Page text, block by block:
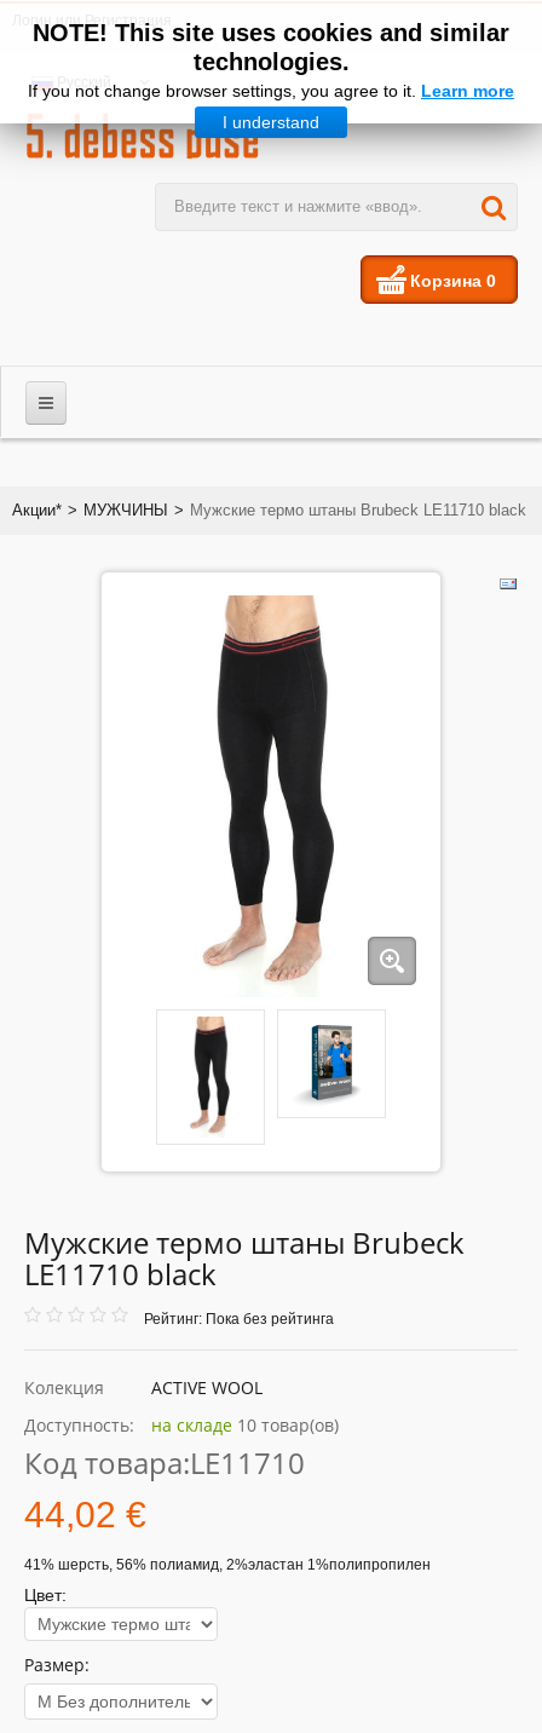
NOTE! This site uses cookies and similar
technologies.
If you not change browser settings, you agree to it. Learn more
I understand
Логин илиРегистрация
Русский
Корзина 0
Акции* > МУЖЧИНЫ > Мужские термо штаны Brubeck LE11710 black
Мужские термо штаны Brubeck
LE11710 black
Рейтинг: Пока без рейтинга
Колекция
ACTIVE WOOL
Доступность:
на складе 10 товар(ов)
Код товара:LE11710
44,02 €
41% шерсть, 56% полиамид, 2%эластан 1%полипропилен
Цвет:
Размер: